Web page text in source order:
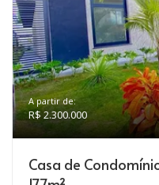
A partir de:
R$ 2.300.000
Casa de